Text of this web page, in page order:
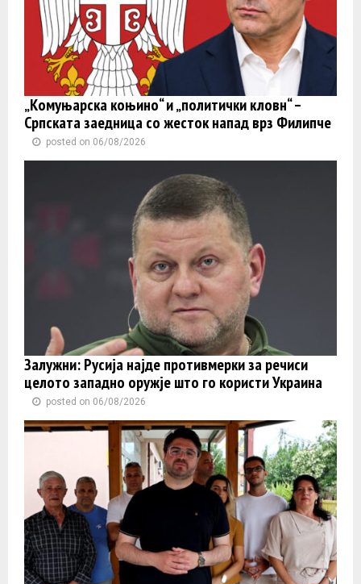
„Комуњарска коњино“ и „политички кловн“ –
Српската заедница со жесток напад врз Филипче
posted on 06/08/2026
Залужни: Русија најде противмерки за речиси
целото западно оружје што го користи Украина
posted on 06/08/2026